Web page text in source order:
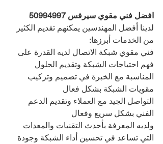
افضل فني مقوي سيرفس 50994997
لدينا أفضل المهندسين يمكنهم تقديم الكثير
من الخدمات أبرزها:
فني مقوي شبكة الاتصال لديه القدرة على
فهم احتياجات الشبكة وتقديم الحلول
المناسبة مع الخبرة في تصميم وتركيب
مقويات الشبكة بشكل فعال
التواصل الجيد مع العملاء وتقديم الدعم
الفني بشكل سريع وفعال
ولديه المعرفة بأحدث التقنيات والمعدات
التي تساعد في تحسين أداء الشبكة وجودة